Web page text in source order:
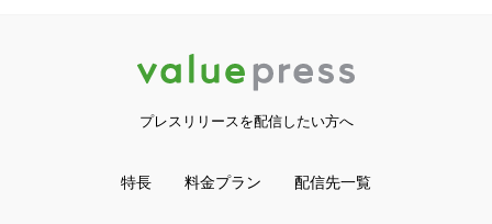
プレスリリースを配信したい方へ
特長 料金プラン 配信先一覧